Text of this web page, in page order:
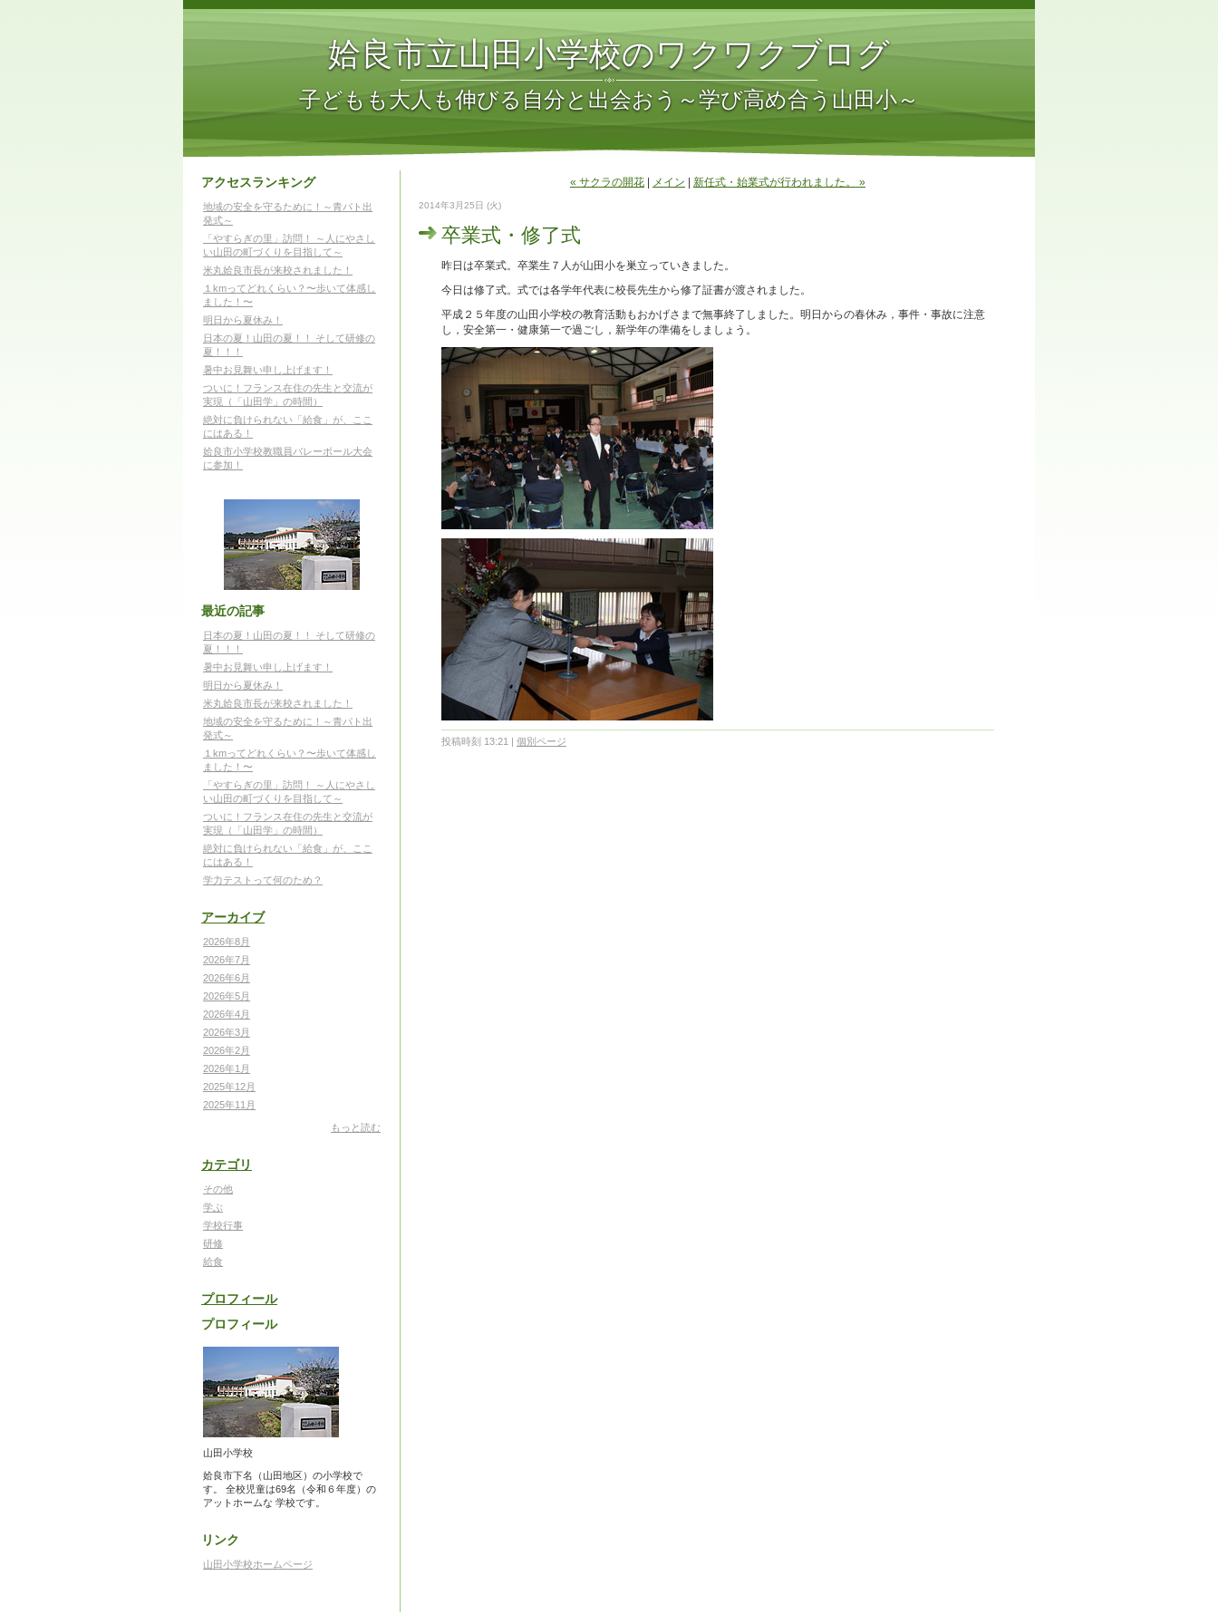
姶良市立山田小学校のワクワクブログ
子どもも大人も伸びる自分と出会おう～学び高め合う山田小～
アクセスランキング
地域の安全を守るために！～青パト出
発式～
「やすらぎの里」訪問！ ～人にやさし
い山田の町づくりを目指して～
米丸姶良市長が来校されました！
１kmってどれくらい？〜歩いて体感し
ました！〜
明日から夏休み！
日本の夏！山田の夏！！ そして研修の
夏！！！
暑中お見舞い申し上げます！
ついに！フランス在住の先生と交流が
実現（「山田学」の時間）
絶対に負けられない「給食」が、ここ
にはある！
姶良市小学校教職員バレーボール大会
に参加！
最近の記事
日本の夏！山田の夏！！ そして研修の
夏！！！
暑中お見舞い申し上げます！
明日から夏休み！
米丸姶良市長が来校されました！
地域の安全を守るために！～青パト出
発式～
１kmってどれくらい？〜歩いて体感し
ました！〜
「やすらぎの里」訪問！ ～人にやさし
い山田の町づくりを目指して～
ついに！フランス在住の先生と交流が
実現（「山田学」の時間）
絶対に負けられない「給食」が、ここ
にはある！
学力テストって何のため？
アーカイブ
2026年8月
2026年7月
2026年6月
2026年5月
2026年4月
2026年3月
2026年2月
2026年1月
2025年12月
2025年11月
もっと読む
カテゴリ
その他
学ぶ
学校行事
研修
給食
プロフィール
プロフィール
山田小学校
姶良市下名（山田地区）の小学校で
す。 全校児童は69名（令和６年度）の
アットホームな 学校です。
リンク
山田小学校ホームページ
« サクラの開花 メイン 新任式・始業式が行われました。 »
2014年3月25日 (火)
卒業式・修了式
昨日は卒業式。卒業生７人が山田小を巣立っていきました。
今日は修了式。式では各学年代表に校長先生から修了証書が渡されました。
平成２５年度の山田小学校の教育活動もおかげさまで無事終了しました。明日からの春休み，事件・事故に注意
し，安全第一・健康第一で過ごし，新学年の準備をしましょう。
投稿時刻 13:21 | 個別ページ